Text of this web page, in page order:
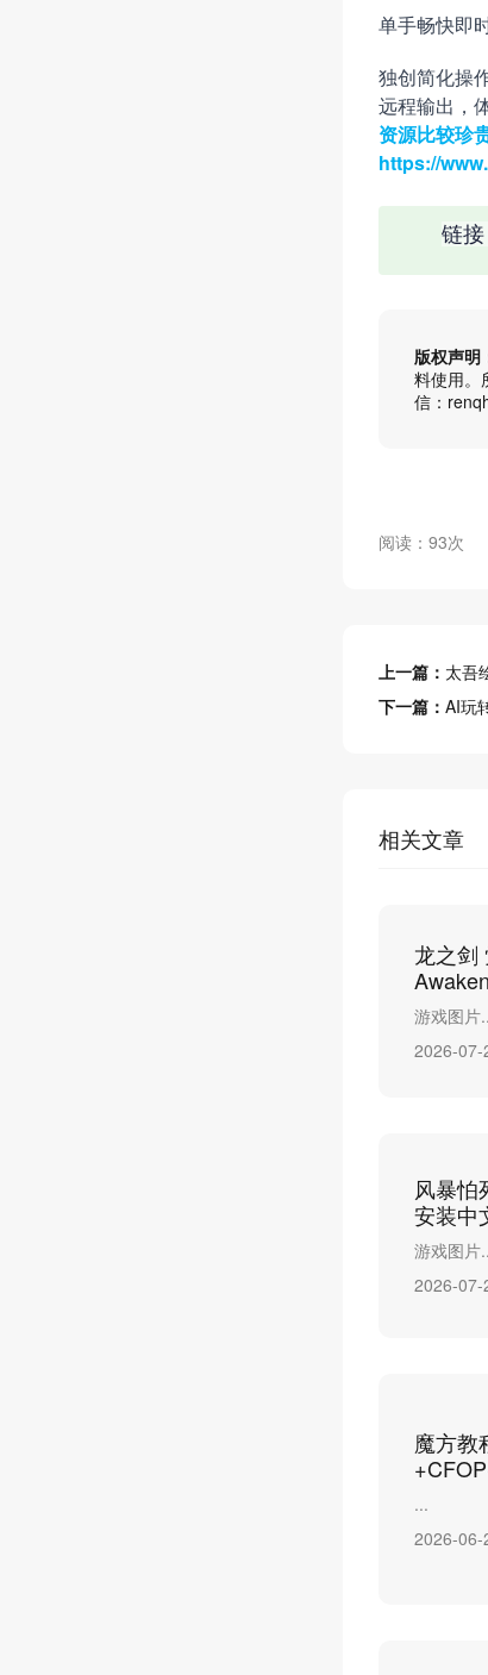
单手畅快即
独创简化操
远程输出，
资源比较珍
https://
链
版权声明
料使用。
信：
阅读：93次
上一篇： 太吾
下一篇： AI玩
相关文章
龙之剑
游戏图片
2026-07-
风暴怕
安装中
游戏图片
2026-07-
魔方教
...
2026-06-